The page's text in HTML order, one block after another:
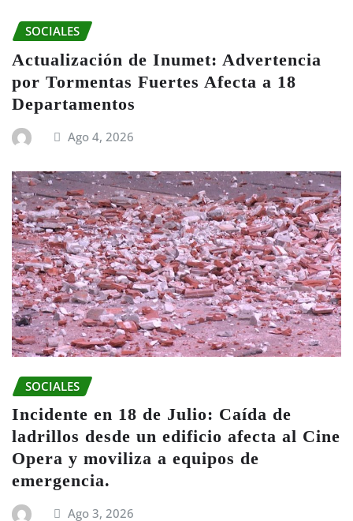
SOCIALES
Actualización de Inumet: Advertencia
por Tormentas Fuertes Afecta a 18
Departamentos
Ago 4, 2026
SOCIALES
Incidente en 18 de Julio: Caída de
ladrillos desde un edificio afecta al Cine
Opera y moviliza a equipos de
emergencia.
Ago 3, 2026